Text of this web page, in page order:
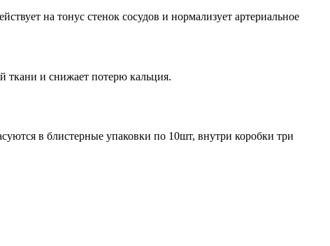
на тонус стенок сосудов и нормализует артериальное
ткани и снижает потерю кальция.
в блистерные упаковки по 10шт, внутри коробки три